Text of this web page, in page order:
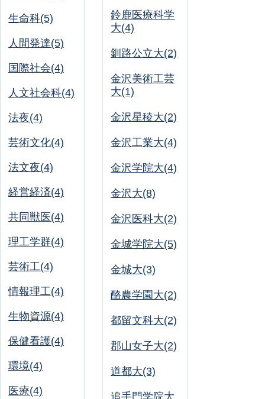
生命科(5)
人間発達(5)
国際社会(4)
人文社会科(4)
法夜(4)
芸術文化(4)
法文夜(4)
経営経済(4)
共同獣医(4)
理工学群(4)
芸術工(4)
情報理工(4)
生物資源(4)
保健看護(4)
環境(4)
医療(4)
鈴鹿医療科学
大(4)
釧路公立大(2)
金沢美術工芸
大(1)
金沢星稜大(2)
金沢工業大(4)
金沢学院大(4)
金沢大(8)
金沢医科大(2)
金城学院大(5)
金城大(3)
酪農学園大(2)
都留文科大(2)
郡山女子大(2)
道都大(3)
追手門学院大